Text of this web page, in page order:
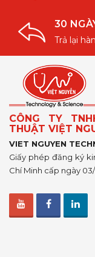
30
Trả lại
CÔNG TY
THUẬT VIỆT
VIET NGUYEN
Giấy phép đăng ký
Chí Minh cấp ngày 03/